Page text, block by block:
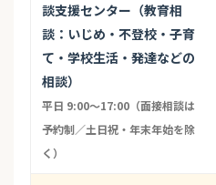
談支援センター（教育相
談：いじめ・不登校・子育
て・学校生活・発達などの
相談）
平日 9:00〜17:00（面接相談は
予約制／土日祝・年末年始を除
く）